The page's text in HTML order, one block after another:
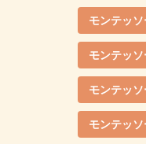
モンテッ
モンテッ
モンテッ
モンテッ